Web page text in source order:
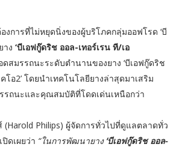
งการที่ไม่หยุดนิ่งของผู้บริโภคกลุ่มออฟโรด ‘บี
าง ‘บีเอฟกู๊ดริช ออล-เทอร์เรน ที/เอ
ดสมรรถนะระดับตำนานของยาง ‘บีเอฟกู๊ดริช
โอ2’ โดยนำเทคโนโลยียางล่าสุดมาเสริม
รถนะและคุณสมบัติที่โดดเด่นเหนือกว่า
Philips) ผู้จัดการทั่วไปที่ดูแลตลาดทั่ว
ดเผยว่า “ในการพัฒนายาง ‘บีเอฟกู๊ดริช ออล-